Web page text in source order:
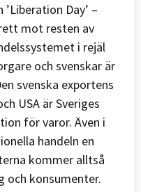
Day’ –
mot resten av
i rejäl
och svenskar är
svenska exportens
USA är Sveriges
för varor. Även i
handeln en
kommer alltså
och konsumenter.